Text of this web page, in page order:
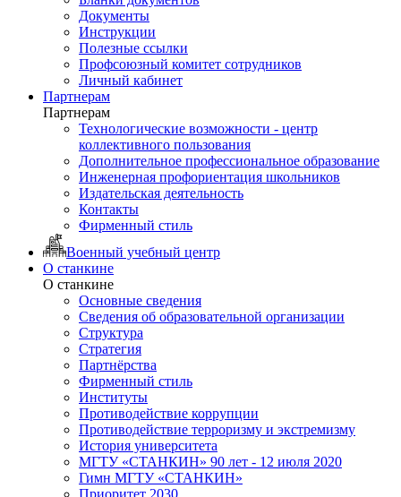
Документы
Инструкции
Полезные ссылки
Профсоюзный комитет сотрудников
Личный кабинет
Партнерам
Партнерам
Технологические возможности - центр
коллективного пользования
Дополнительное профессиональное образование
Инженерная профориентация школьников
Издательская деятельность
Контакты
Фирменный стиль
Военный учебный центр
О станкине
О станкине
Основные сведения
Сведения об образовательной организации
Структура
Стратегия
Партнёрства
Фирменный стиль
Институты
Противодействие коррупции
Противодействие терроризму и экстремизму
История университета
МГТУ «СТАНКИН» 90 лет - 12 июля 2020
Гимн МГТУ «СТАНКИН»
Приоритет 2030